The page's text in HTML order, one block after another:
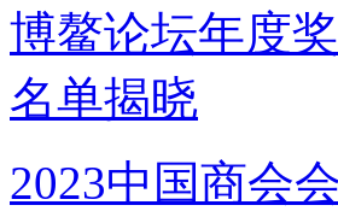
2023中国商会